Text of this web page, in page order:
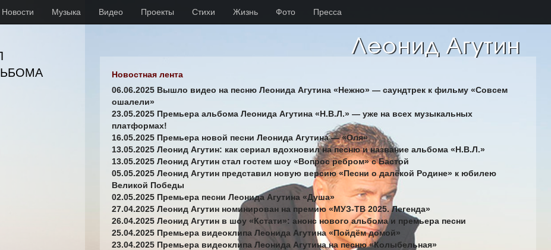
Новости Музыка Видео Проекты Стихи Жизнь Фото Пресса
Новостная лента
06.06.2025 Вышло видео на песню Леонида Агутина «Нежно» — саундтрек к фильму «Совсем
ошалели»
23.05.2025 Премьера альбома Леонида Агутина «Н.В.Л.» — уже на всех музыкальных
платформах!
16.05.2025 Премьера новой песни Леонида Агутина — «Оля»
13.05.2025 Леонид Агутин: как сериал вдохновил на песню и название альбома «Н.В.Л.»
13.05.2025 Леонид Агутин стал гостем шоу «Вопрос ребром» с Бастой
05.05.2025 Леонид Агутин представил новую версию «Песни о далёкой Родине» к юбилею
Великой Победы
02.05.2025 Премьера песни Леонида Агутина «Душа»
27.04.2025 Леонид Агутин номинирован на премию «МУЗ-ТВ 2025. Легенда»
26.04.2025 Леонид Агутин в шоу «Кстати»: анонс нового альбома и премьера песни
25.04.2025 Премьера видеоклипа Леонида Агутина «Пойдём домой»
23.04.2025 Премьера видеоклипа Леонида Агутина на песню «Колыбельная»